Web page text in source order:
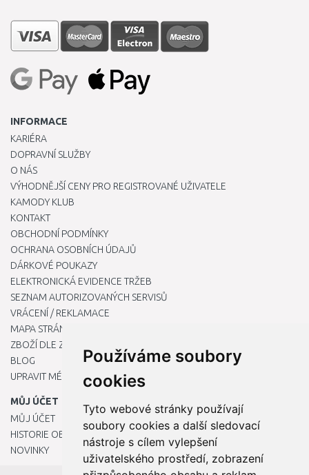
Používáme soubory
cookies
Tyto webové stránky používají
soubory cookies a další sledovací
nástroje s cílem vylepšení
uživatelského prostředí, zobrazení
INFORMACE
KARIÉRA
DOPRAVNÍ SLUŽBY
O NÁS
VÝHODNĚJŠÍ CENY PRO REGISTROVANÉ UŽIVATELE
KAMODY KLUB
KONTAKT
OBCHODNÍ PODMÍNKY
OCHRANA OSOBNÍCH ÚDAJŮ
DÁRKOVÉ POUKAZY
ELEKTRONICKÁ EVIDENCE TRŽEB
SEZNAM AUTORIZOVANÝCH SERVISŮ
VRÁCENÍ / REKLAMACE
MAPA STRÁNKY
ZBOŽÍ DLE ZNAČEK
BLOG
UPRAVIT MÉ PŘEDVOLBY COOKIES
MŮJ ÚČET
MŮJ ÚČET
HISTORIE OBJEDNÁVEK
NOVINKY